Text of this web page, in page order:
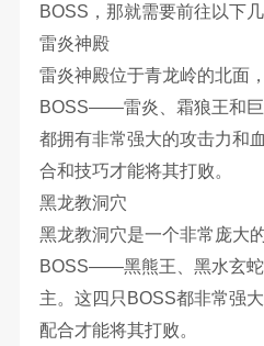
BOSS，那就需要前往以下
雷炎神殿
雷炎神殿位于青龙岭的北面
BOSS——雷炎、霜狼王和
都拥有非常强大的攻击力和
合和技巧才能将其打败。
黑龙教洞穴
黑龙教洞穴是一个非常庞大
BOSS——黑熊王、黑水玄
主。这四只BOSS都非常强
配合才能将其打败。